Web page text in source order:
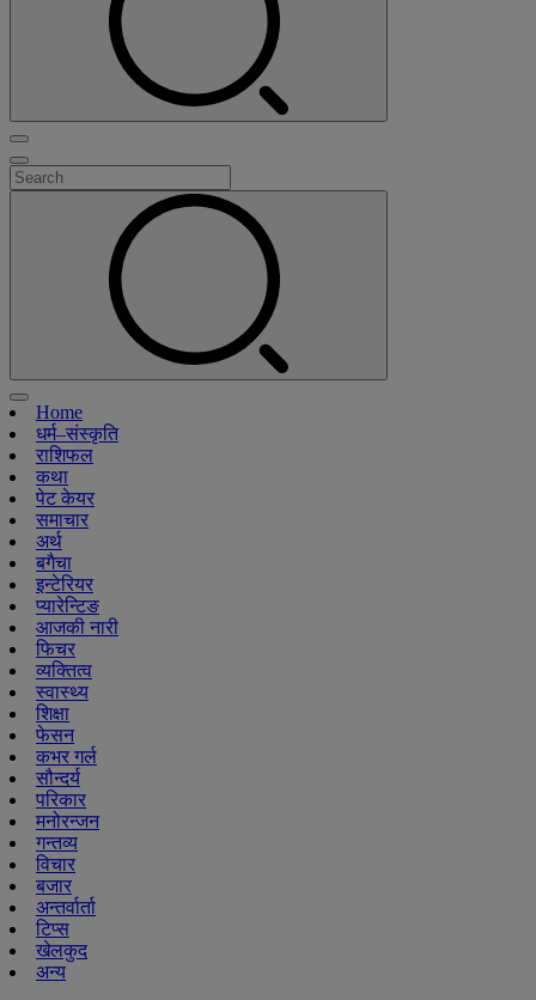
Home
धर्म–संस्कृति
राशिफल
कथा
पेट केयर
समाचार
अर्थ
बगैचा
इन्टेरियर
प्यारेन्टिङ
आजकी नारी
फिचर
व्यक्तित्व
स्वास्थ्य
शिक्षा
फेसन
कभर गर्ल
सौन्दर्य
परिकार
मनोरन्जन
गन्तव्य
विचार
बजार
अन्तर्वार्ता
टिप्स
खेलकुद
अन्य